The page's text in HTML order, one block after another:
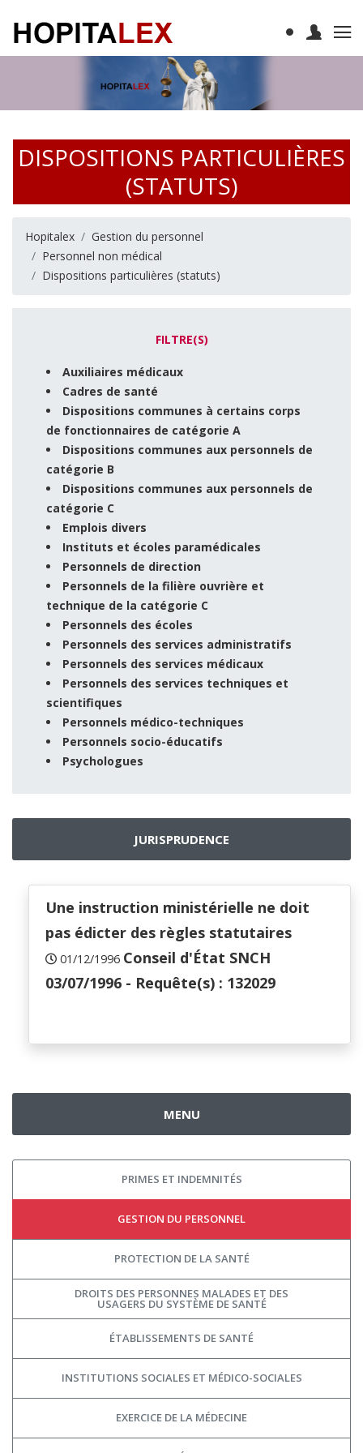
DISPOSITIONS PARTICULIÈRES
(STATUTS)
Hopitalex
Gestion du personnel
Personnel non médical
Dispositions particulières (statuts)
FILTRE(S)
Auxiliaires médicaux
Cadres de santé
Dispositions communes à certains corps
de fonctionnaires de catégorie A
Dispositions communes aux personnels de
catégorie B
Dispositions communes aux personnels de
catégorie C
Emplois divers
Instituts et écoles paramédicales
Personnels de direction
Personnels de la filière ouvrière et
technique de la catégorie C
Personnels des écoles
Personnels des services administratifs
Personnels des services médicaux
Personnels des services techniques et
scientifiques
Personnels médico-techniques
Personnels socio-éducatifs
Psychologues
JURISPRUDENCE
Une instruction ministérielle ne doit
pas édicter des règles statutaires
01/12/1996 Conseil d'État SNCH
03/07/1996 - Requête(s) : 132029
MENU
PRIMES ET INDEMNITÉS
GESTION DU PERSONNEL
PROTECTION DE LA SANTÉ
DROITS DES PERSONNES MALADES ET DES
USAGERS DU SYSTÈME DE SANTÉ
ÉTABLISSEMENTS DE SANTÉ
INSTITUTIONS SOCIALES ET MÉDICO-SOCIALES
EXERCICE DE LA MÉDECINE